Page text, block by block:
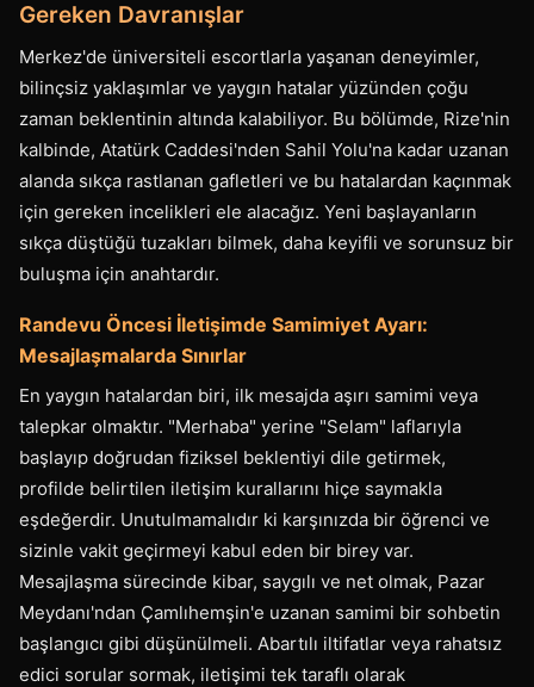
Gereken Davranışlar
Merkez'de üniversiteli escortlarla yaşanan deneyimler,
bilinçsiz yaklaşımlar ve yaygın hatalar yüzünden çoğu
zaman beklentinin altında kalabiliyor. Bu bölümde, Rize'nin
kalbinde, Atatürk Caddesi'nden Sahil Yolu'na kadar uzanan
alanda sıkça rastlanan gafletleri ve bu hatalardan kaçınmak
için gereken incelikleri ele alacağız. Yeni başlayanların
sıkça düştüğü tuzakları bilmek, daha keyifli ve sorunsuz bir
buluşma için anahtardır.
Randevu Öncesi İletişimde Samimiyet Ayarı:
Mesajlaşmalarda Sınırlar
En yaygın hatalardan biri, ilk mesajda aşırı samimi veya
talepkar olmaktır. "Merhaba" yerine "Selam" laflarıyla
başlayıp doğrudan fiziksel beklentiyi dile getirmek,
profilde belirtilen iletişim kurallarını hiçe saymakla
eşdeğerdir. Unutulmamalıdır ki karşınızda bir öğrenci ve
sizinle vakit geçirmeyi kabul eden bir birey var.
Mesajlaşma sürecinde kibar, saygılı ve net olmak, Pazar
Meydanı'ndan Çamlıhemşin'e uzanan samimi bir sohbetin
başlangıcı gibi düşünülmeli. Abartılı iltifatlar veya rahatsız
edici sorular sormak, iletişimi tek taraflı olarak